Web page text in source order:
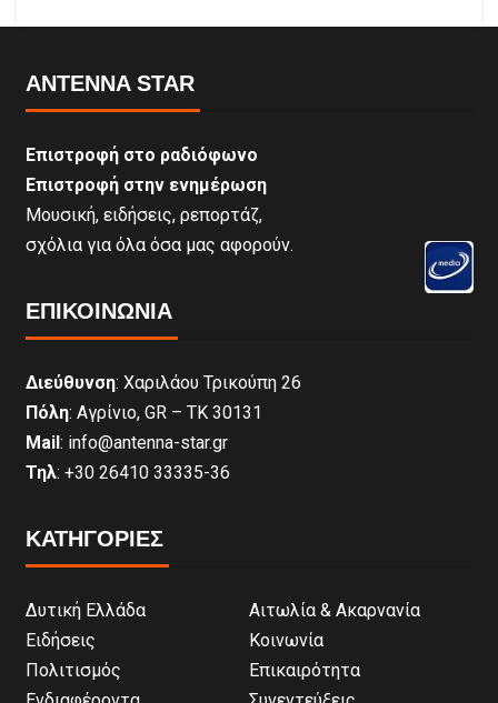
ANTENNA STAR
Επιστροφή στο ραδιόφωνο
Επιστροφή στην ενημέρωση
Μουσική, ειδήσεις, ρεπορτάζ,
σχόλια για όλα όσα μας αφορούν.
ΕΠΙΚΟΙΝΩΝΊΑ
Διεύθυνση: Χαριλάου Τρικούπη 26
Πόλη: Αγρίνιο, GR – ΤΚ 30131
Mail: info@antenna-star.gr
Τηλ: +30 26410 33335-36
ΚΑΤΗΓΟΡΙΕΣ
Δυτική Ελλάδα
Αιτωλία & Ακαρνανία
Ειδήσεις
Κοινωνία
Πολιτισμός
Επικαιρότητα